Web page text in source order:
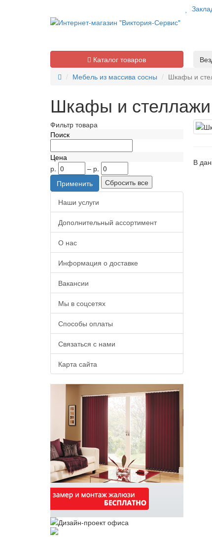
Каталог товаров
Мебель из массива сосны
Шкафы и
Шкафы и
Фильтр товара
Поиск
Цена
р.
– р.
Наши услуги
Дополнительный ассортимент
О нас
Информация о доставке
Вакансии
Мы в соцсетях
Способы оплаты
Связаться с нами
Карта сайта
В